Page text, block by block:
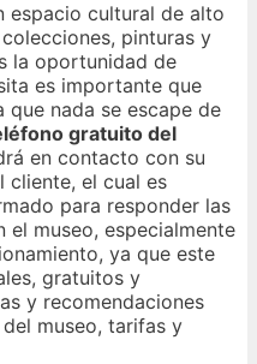
espacio cultural de alto
pinturas y
la oportunidad de
es importante que
nada se escape de
gratuito del
en contacto con su
cliente, el cual es
para responder las
el museo, especialmente
ya que este
gratuitos y
y recomendaciones
museo, tarifas y